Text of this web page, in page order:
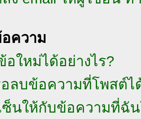
ความ
อใหม่ได้อย่างไร?
ลบข้อความที่โพสต์ไ
ซ็นให้กับข้อความที่ฉั